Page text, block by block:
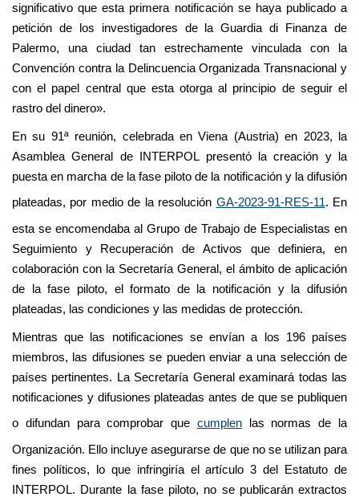
significativo que esta primera notificación se haya publicado a
petición de los investigadores de la Guardia di Finanza de
Palermo, una ciudad tan estrechamente vinculada con la
Convención contra la Delincuencia Organizada Transnacional y
con el papel central que esta otorga al principio de seguir el
rastro del dinero».
En su 91ª reunión, celebrada en Viena (Austria) en 2023, la
Asamblea General de INTERPOL presentó la creación y la
puesta en marcha de la fase piloto de la notificación y la difusión
plateadas, por medio de la resolución GA-2023-91-RES-11. En
esta se encomendaba al Grupo de Trabajo de Especialistas en
Seguimiento y Recuperación de Activos que definiera, en
colaboración con la Secretaría General, el ámbito de aplicación
de la fase piloto, el formato de la notificación y la difusión
plateadas, las condiciones y las medidas de protección.
Mientras que las notificaciones se envían a los 196 países
miembros, las difusiones se pueden enviar a una selección de
países pertinentes. La Secretaría General examinará todas las
notificaciones y difusiones plateadas antes de que se publiquen
o difundan para comprobar que cumplenlas normas de la
Organización. Ello incluye asegurarse de que no se utilizan para
fines políticos, lo que infringiría el artículo 3 del Estatuto de
INTERPOL. Durante la fase piloto, no se publicarán extractos